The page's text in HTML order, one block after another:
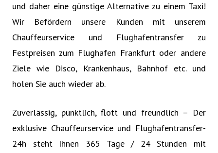
und daher eine günstige Alternative zu einem Taxi!
Wir Befördern unsere Kunden mit unserem
Chauffeurservice und Flughafentransfer zu
Festpreisen zum Flughafen Frankfurt oder andere
Ziele wie Disco, Krankenhaus, Bahnhof etc. und
holen Sie auch wieder ab.
Zuverlässig, pünktlich, flott und freundlich – Der
exklusive Chauffeurservice und Flughafentransfer-
24h steht Ihnen 365 Tage / 24 Stunden mit